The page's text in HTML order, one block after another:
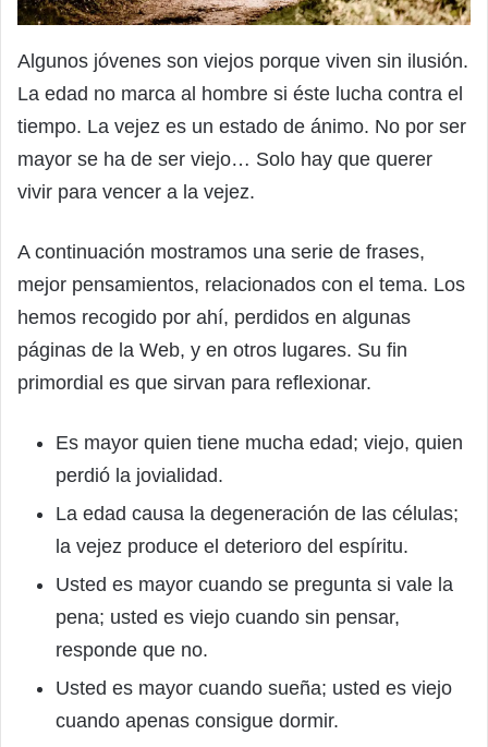
Algunos jóvenes son viejos porque viven sin ilusión.
La edad no marca al hombre si éste lucha contra el
tiempo. La vejez es un estado de ánimo. No por ser
mayor se ha de ser viejo… Solo hay que querer
vivir para vencer a la vejez.
A continuación mostramos una serie de frases,
mejor pensamientos, relacionados con el tema. Los
hemos recogido por ahí, perdidos en algunas
páginas de la Web, y en otros lugares. Su fin
primordial es que sirvan para reflexionar.
Es mayor quien tiene mucha edad; viejo, quien
perdió la jovialidad.
La edad causa la degeneración de las células;
la vejez produce el deterioro del espíritu.
Usted es mayor cuando se pregunta si vale la
pena; usted es viejo cuando sin pensar,
responde que no.
Usted es mayor cuando sueña; usted es viejo
cuando apenas consigue dormir.